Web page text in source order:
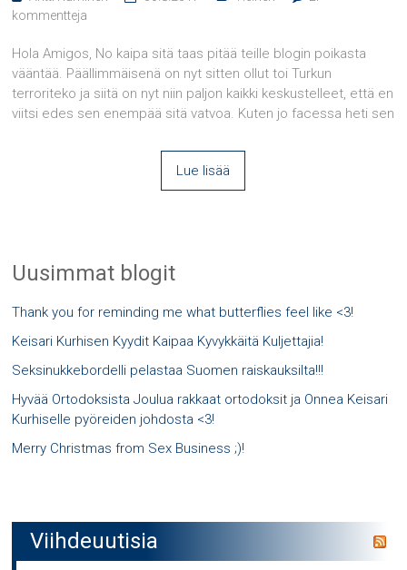
kommentteja
Hola Amigos, No kaipa sitä taas pitää teille blogin poikasta
vääntää. Päällimmäisenä on nyt sitten ollut toi Turkun
terroriteko ja siitä on nyt niin paljon kaikki keskustelleet, että en
viitsi edes sen enempää sitä vatvoa. Kuten jo facessa heti sen
Lue lisää
Uusimmat blogit
Thank you for reminding me what butterflies feel like <3!
Keisari Kurhisen Kyydit Kaipaa Kyvykkäitä Kuljettajia!
Seksinukkebordelli pelastaa Suomen raiskauksilta!!!
Hyvää Ortodoksista Joulua rakkaat ortodoksit ja Onnea Keisari
Kurhiselle pyöreiden johdosta <3!
Merry Christmas from Sex Business ;)!
Viihdeuutisia